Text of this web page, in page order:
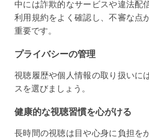
中には詐欺的なサービスや違法配
利用規約をよく確認し、不審な点
重要です。
プライバシーの管理
視聴履歴や個人情報の取り扱いに
スを選びましょう。
健康的な視聴習慣を心がける
長時間の視聴は目や心身に負担を